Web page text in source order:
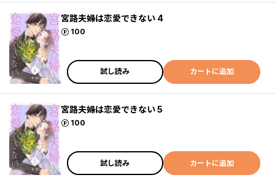
宮路夫婦は恋愛できない 4
100
ポイント
試し読み カートに追加
宮路夫婦は恋愛できない 5
100
ポイント
試し読み カートに追加